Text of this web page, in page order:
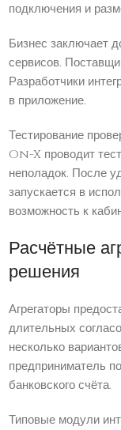
подключения и
Бизнес заключает
сервисов.
Разработчики
в приложение.
Тестирование
On-X проводит
неполадок. После
запускается в
возможность к
Расчётные
решения
Агрегаторы
длительных
несколько
предприниматель
банковского счёта.
Типовые модули